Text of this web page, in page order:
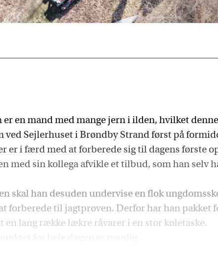
er en mand med mange jern i ilden, hvilket
ved Sejlerhuset i Brøndby Strand først på
er i færd med at forberede sig til dagens første
med sin kollega afvikle et tilbud, som han selv
skal han desuden undervise en flok
forberede til jagtprøven. Derfor har han pakket
en lang række lækre råvarer i en stor køletaske.